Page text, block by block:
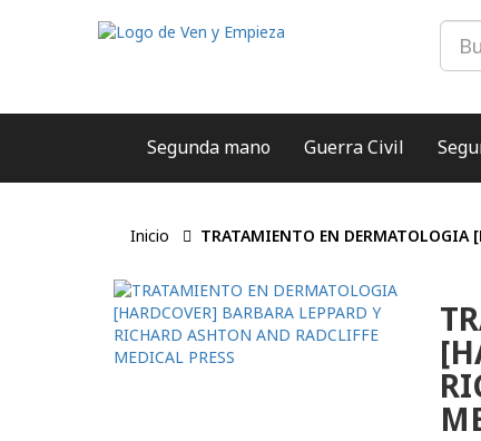
Segunda mano Guerra Civil
Inicio TRATAMIENTO EN DERMATOLOGIA